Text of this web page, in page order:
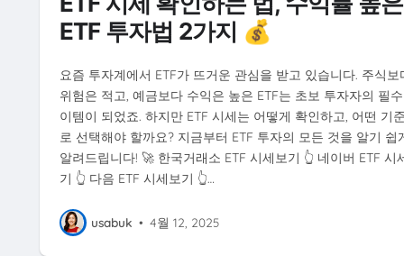
ETF 투자법 2가지 💰
요즘 투자계에서 ETF가 뜨거운 관심을 받고 있습니다. 주식보
위험은 적고, 예금보다 수익은 높은 ETF는 초보 투자자의 필
이템이 되었죠. 하지만 ETF 시세는 어떻게 확인하고, 어떤 기
로 선택해야 할까요? 지금부터 ETF 투자의 모든 것을 알기 쉽
알려드립니다! 🚀 한국거래소 ETF 시세보기 👆 네이버 ETF 시
기 👆 다음 ETF 시세보기 👆…
usabuk • 4월 12, 2025